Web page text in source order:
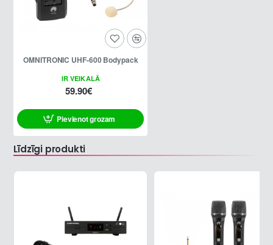
IR VEIKALĀ
OMNITRONIC UHF-600 Bodypack
59.90€
Pievienot grozam
Līdzīgi produkti